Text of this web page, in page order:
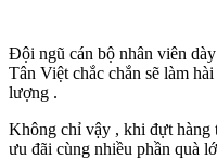
Đội ngũ cán bộ nhân viên
Tân Việt chắc chắn sẽ làm
lượng .
Không chỉ vậy , khi đựt hàng
ưu đãi cùng nhiều phần quà